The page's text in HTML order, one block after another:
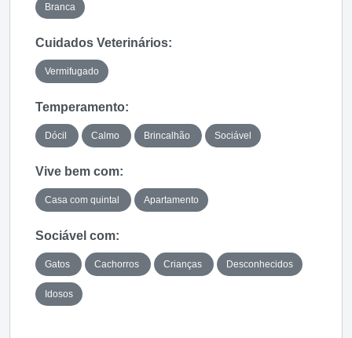
Branca
Cuidados Veterinários:
Vermifugado
Temperamento:
Dócil Calmo Brincalhão Sociável
Vive bem com:
Casa com quintal Apartamento
Sociável com:
Gatos Cachorros Crianças Desconhecidos
Idosos